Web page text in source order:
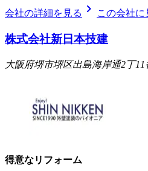
会社の詳細を見る chevron_right この会社に
株式会社新日本技建
大阪府堺市堺区出島海岸通2丁11
得意なリフォーム